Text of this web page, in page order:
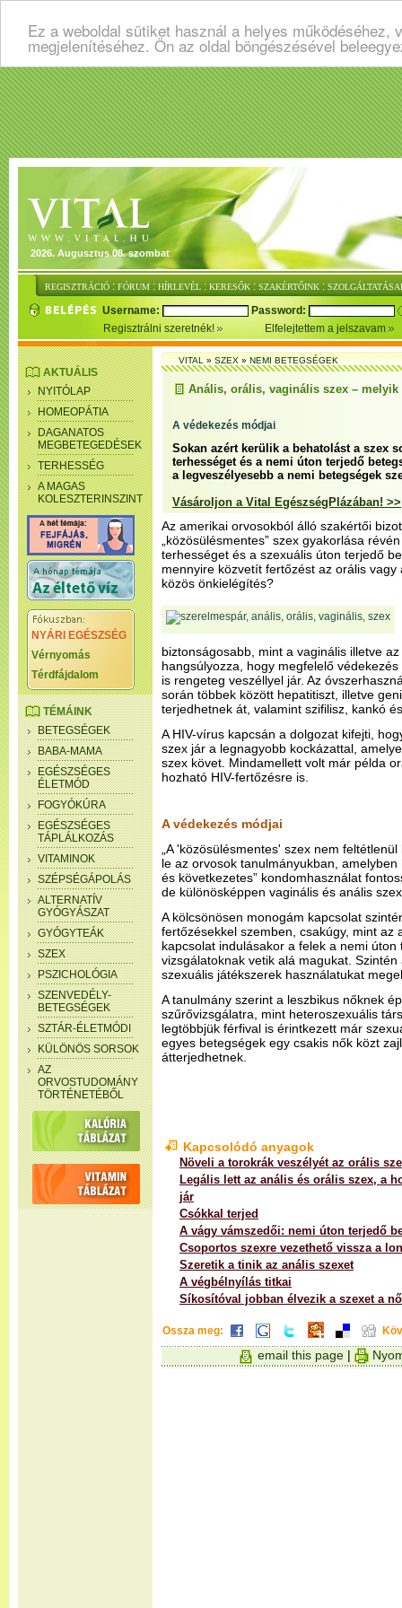
Ez a weboldal sütiket használ a helyes
megjelenítéséhez. Ön az oldal böngészésével
2026. Augusztus 08. szombat
REGISZTRÁCIÓ : FÓRUM : HÍRLEVÉL : KERESŐK : SZAKÉRTŐINK :
Username:
Password:
Regisztrálni szeretnék!
Elfelejtettem a jelszavam
AKTUÁLIS
NYITÓLAP
HOMEOPÁTIA
DAGANATOS
MEGBETEGEDÉSEK
TERHESSÉG
A MAGAS
KOLESZTERINSZINT
NYÁRI EGÉSZSÉG
Vérnyomás
Térdfájdalom
TÉMÁINK
BETEGSÉGEK
BABA-MAMA
EGÉSZSÉGES
ÉLETMÓD
FOGYÓKÚRA
EGÉSZSÉGES
TÁPLÁLKOZÁS
VITAMINOK
SZÉPSÉGÁPOLÁS
ALTERNATÍV
GYÓGYÁSZAT
GYÓGYTEÁK
SZEX
PSZICHOLÓGIA
SZENVEDÉLY-
BETEGSÉGEK
SZTÁR-ÉLETMÓDI
KÜLÖNÖS SORSOK
AZ
ORVOSTUDOMÁNY
TÖRTÉNETÉBŐL
VITAL»SZEX»NEMI BETEGSÉGEK
Anális, orális, vaginális szex – melyik
A védekezés módjai
Sokan azért kerülik a behatolást a szex
terhességet és a nemi úton terjedő
a legveszélyesebb a nemi betegségek
Vásároljon a Vital EgészségPlázában! >>
Az amerikai orvosokból álló szakértői
„közösülésmentes” szex gyakorlása
terhességet és a szexuális úton terjedő
mennyire közvetít fertőzést az orális
közös önkielégítés?
biztonságosabb, mint a vaginális illetve
hangsúlyozza, hogy megfelelő
is rengeteg veszéllyel jár. Az
során többek között hepatitiszt, illetve
terjedhetnek át, valamint szifilisz, kankó
A HIV-vírus kapcsán a dolgozat kifejti,
szex jár a legnagyobb kockázattal,
szex követ. Mindamellett volt már példa
hozható HIV-fertőzésre is.
A védekezés módjai
„A 'közösülésmentes' szex nem
le az orvosok tanulmányukban,
és következetes” kondomhasználat
de különösképpen vaginális és anális
A kölcsönösen monogám kapcsolat
fertőzésekkel szemben, csakúgy, mint az
kapcsolat indulásakor a felek a nemi
vizsgálatoknak vetik alá magukat.
szexuális játékszerek használatukat
A tanulmány szerint a leszbikus nőknek
szűrővizsgálatra, mint heteroszexuális
legtöbbjük férfival is érintkezett már
egyes betegségek egy csakis nők közt
átterjedhetnek.
Kapcsolódó anyagok
Növeli a torokrák veszélyét az orális
Legális lett az anális és orális szex, a
jár
Csókkal terjed
A vágy vámszedői: nemi úton terjedő
Csoportos szexre vezethető vissza a
Szeretik a tinik az anális szexet
A végbélnyílás titkai
Síkosítóval jobban élvezik a szexet a
Ossza meg:
email this page |